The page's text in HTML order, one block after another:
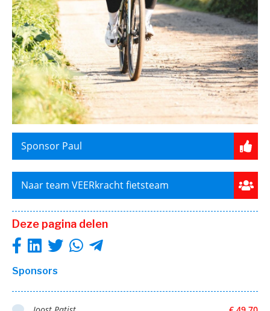
Sponsor Paul
Naar team VEERkracht fietsteam
Deze pagina delen
Sponsors